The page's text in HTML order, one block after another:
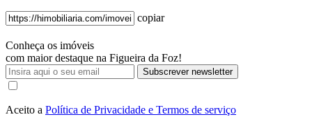
copiar
Conheça os imóveis
com maior destaque na Figueira da Foz!
Subscrever newsletter
Aceito a Política de Privacidade e Termos de serviço